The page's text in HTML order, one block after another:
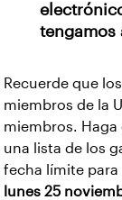
tengamos
Recuerde que
miembros de la
miembros. Haga
una lista de los
fecha límite para
lunes 25